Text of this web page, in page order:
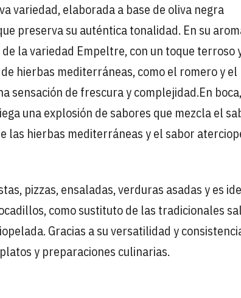
variedad, elaborada a base de oliva negra
preserva su auténtica tonalidad. En su
la variedad Empeltre, con un toque terroso
hierbas mediterráneas, como el romero y el
sensación de frescura y complejidad.En
una explosión de sabores que mezcla el
las hierbas mediterráneas y el sabor
pizzas, ensaladas, verduras asadas y es
como sustituto de las tradicionales
Gracias a su versatilidad y
y preparaciones culinarias.